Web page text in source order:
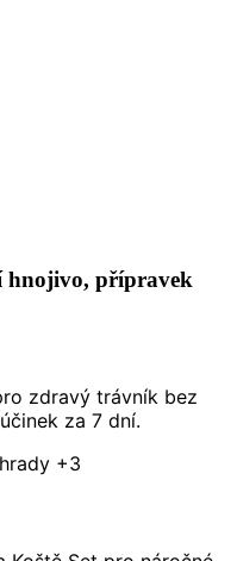
hnojivo, přípravek
zdravý trávník bez
za 7 dní.
+3